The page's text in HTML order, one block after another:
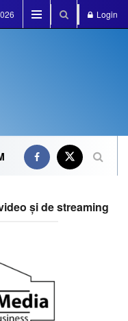
Login
și de streaming